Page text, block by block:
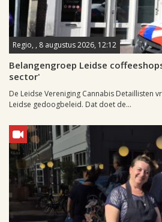
Regio, , 8 augustus 2026, 12:12
Belangengroep Leidse
sector'
De Leidse Vereniging Cannabis Detaillisten
Leidse gedoogbeleid. Dat doet de...